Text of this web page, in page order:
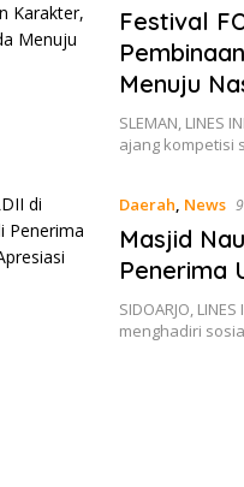
Festival
Menuju
SLEMAN, LINES
ajang kompetisi
Daerah, News
Masjid
Penerima
SIDOARJO,
menghadiri